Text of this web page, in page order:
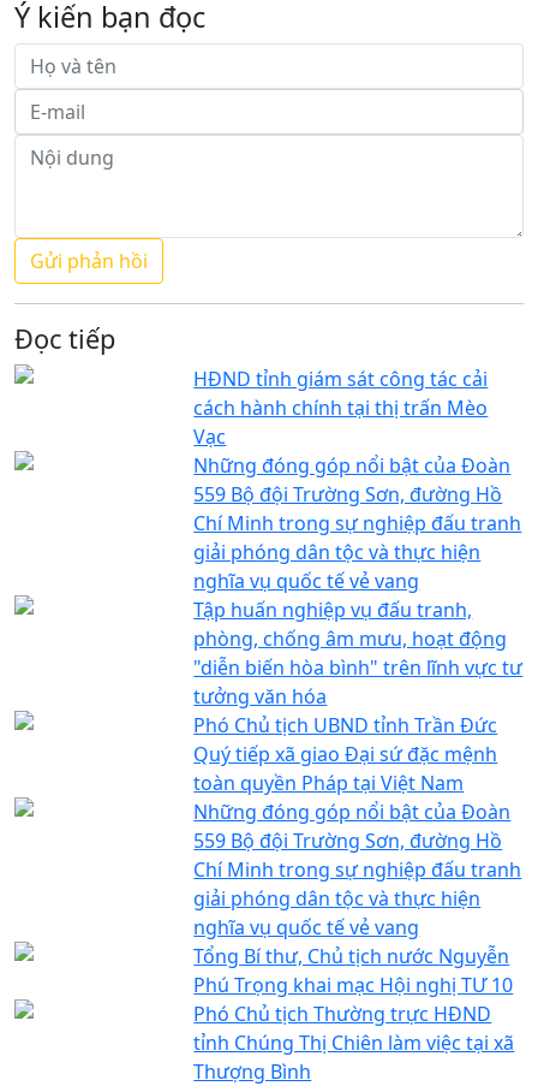
Ý kiến bạn đọc
Đọc tiếp
HĐND tỉnh giám sát công tác cải
cách hành chính tại thị trấn Mèo
Vạc
Những đóng góp nổi bật của Đoàn
559 Bộ đội Trường Sơn, đường Hồ
Chí Minh trong sự nghiệp đấu tranh
giải phóng dân tộc và thực hiện
nghĩa vụ quốc tế vẻ vang
Tập huấn nghiệp vụ đấu tranh,
phòng, chống âm mưu, hoạt động
"diễn biến hòa bình" trên lĩnh vực tư
tưởng văn hóa
Phó Chủ tịch UBND tỉnh Trần Đức
Quý tiếp xã giao Đại sứ đặc mệnh
toàn quyền Pháp tại Việt Nam
Những đóng góp nổi bật của Đoàn
559 Bộ đội Trường Sơn, đường Hồ
Chí Minh trong sự nghiệp đấu tranh
giải phóng dân tộc và thực hiện
nghĩa vụ quốc tế vẻ vang
Tổng Bí thư, Chủ tịch nước Nguyễn
Phú Trọng khai mạc Hội nghị TƯ 10
Phó Chủ tịch Thường trực HĐND
tỉnh Chúng Thị Chiên làm việc tại xã
Thượng Bình